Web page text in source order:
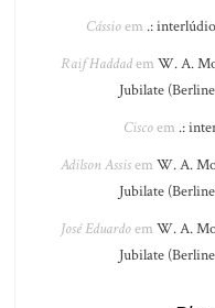
Cássioem .:
Raif Haddadem W. A.
Jubilate
Ciscoem .:
Adilson Assisem W. A.
Jubilate
José Eduardoem W. A.
Jubilate